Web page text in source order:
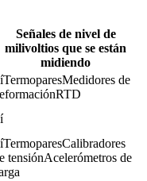
Señales de nivel de
milivoltios que se están
midiendo
de
tensiónAcelerómetros de